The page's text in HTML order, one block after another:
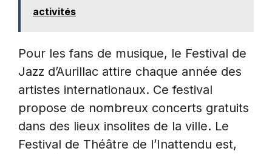
activités
Pour les fans de musique, le Festival de
Jazz d’Aurillac attire chaque année des
artistes internationaux. Ce festival
propose de nombreux concerts gratuits
dans des lieux insolites de la ville. Le
Festival de Théâtre de l’Inattendu est,